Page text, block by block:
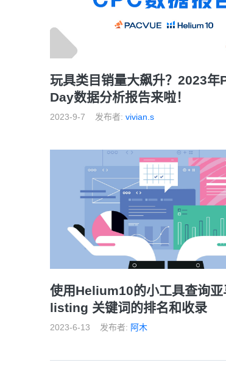
玩具类目销量大飙升？2023年
Day数据分析报告来啦！
2023-9-7 发布者: vivian.s
使用Helium10的小工具查询亚
listing 关键词的排名和收录
2023-6-13 发布者: 阿木